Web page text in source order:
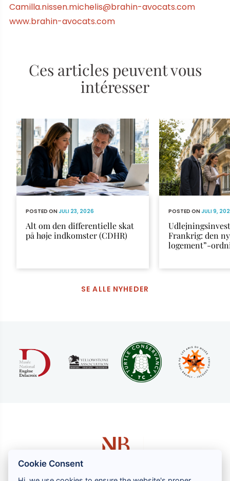
Camilla.nissen.michelis@brahin-avocats.com
www.brahin-avocats.com
Ces articles peuvent vous
intéresser
POSTED ONJULI 23, 2026
Alt om den differentielle skat
på høje indkomster (CDHR)
POSTED ONJULI 9,
Frankrig: den
logement”-
SE ALLE NYHEDER
Cookie Consent